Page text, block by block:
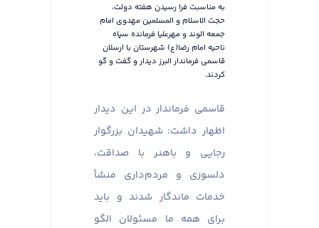
به مناسبت فرا رسیدن هفته دولت،
حجت الاسلام و المسلمین مهدوی امام
جمعه الوند و مهرعلیا فرمانده سپاه
ناحیه امام رضا(ع) شهرستان با ارسلان
قاسمی فرماندار البرز دیدار و گفت و گو
کردند.
قاسمی فرماندار در این دیدار
اظهار داشت: شهیدان بزرگوار
رجایی و باهنر با صداقت،
دلسوزی و مردم‌داری منشأ
خدمات ماندگار شدند و باید
برای همه ما مسئولان الگو